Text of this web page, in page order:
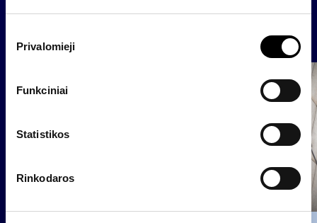
Privalomieji
Funkciniai
Statistikos
Rinkodaros
News